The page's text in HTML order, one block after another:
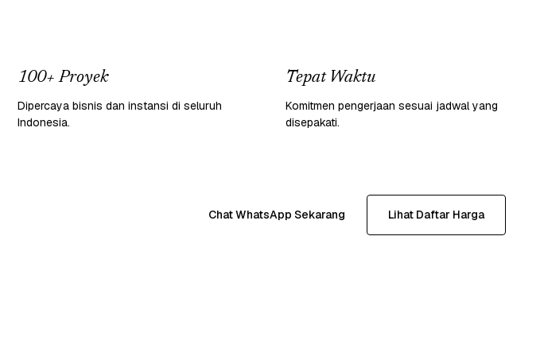
100+ Proyek
Dipercaya bisnis dan instansi di seluruh
Indonesia.
Tepat Waktu
Komitmen pengerjaan sesuai jadwal yang
disepakati.
Chat WhatsApp Sekarang Lihat Daftar Harga